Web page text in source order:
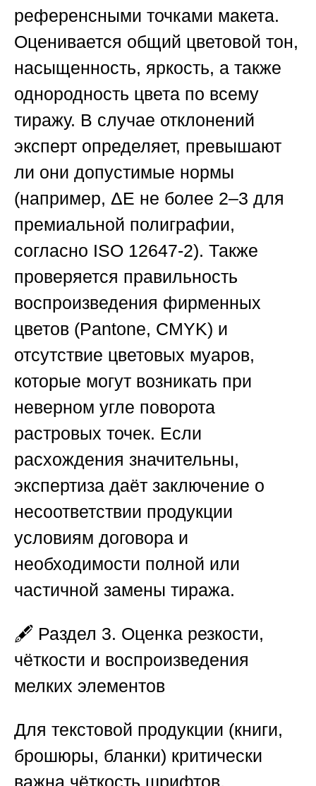
референсными точками макета.
Оценивается общий цветовой тон,
насыщенность, яркость, а также
однородность цвета по всему
тиражу. В случае отклонений
эксперт определяет, превышают
ли они допустимые нормы
(например, ΔE не более 2–3 для
премиальной полиграфии,
согласно ISO 12647-2). Также
проверяется правильность
воспроизведения фирменных
цветов (Pantone, CMYK) и
отсутствие цветовых муаров,
которые могут возникать при
неверном угле поворота
растровых точек. Если
расхождения значительны,
экспертиза даёт заключение о
несоответствии продукции
условиям договора и
необходимости полной или
частичной замены тиража.
🖋️ Раздел 3. Оценка резкости,
чёткости и воспроизведения
мелких элементов
Для текстовой продукции (книги,
брошюры, бланки) критически
важна чёткость шрифтов,